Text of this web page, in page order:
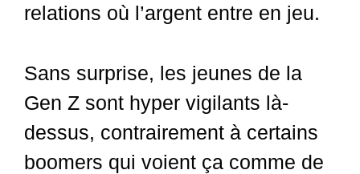
relations où l’argent entre en jeu.
Sans surprise, les jeunes de la
Gen Z sont hyper vigilants là-
dessus, contrairement à certains
boomers qui voient ça comme de
Spanish